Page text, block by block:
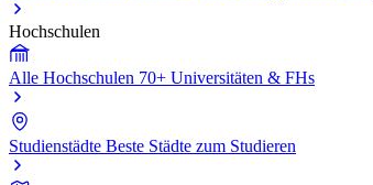
Hochschulen
Alle Hochschulen 70+ Universitäten & FHs
Studienstädte Beste Städte zum Studieren